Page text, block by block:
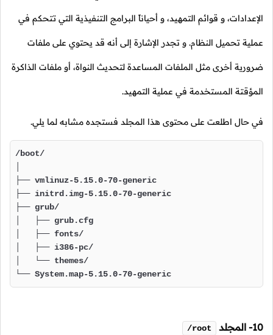
الإعدادات، و قوائم التمهيد، و أحياناً البرامج التنفيذية التي تتحكم في
عملية تحميل النظام. و تجدر الإشارة إلى أنه قد يحتوي على ملفات
ضرورية أخرى مثل الملفات المساعدة لتحديث النواة، أو ملفات الذاكرة
المؤقتة المستخدمة في عملية التمهيد.
في حال اطلعت على محتوى هذا المجلد فستجده مشابه لما يلي.
/boot/
├── vmlinuz-5.15.0-70-generic
├── initrd.img-5.15.0-70-generic
├── grub/
│   ├── grub.cfg
│   ├── fonts/
│   ├── i386-pc/
│   └── themes/
└── System.map-5.15.0-70-generic
10- المجلد /root